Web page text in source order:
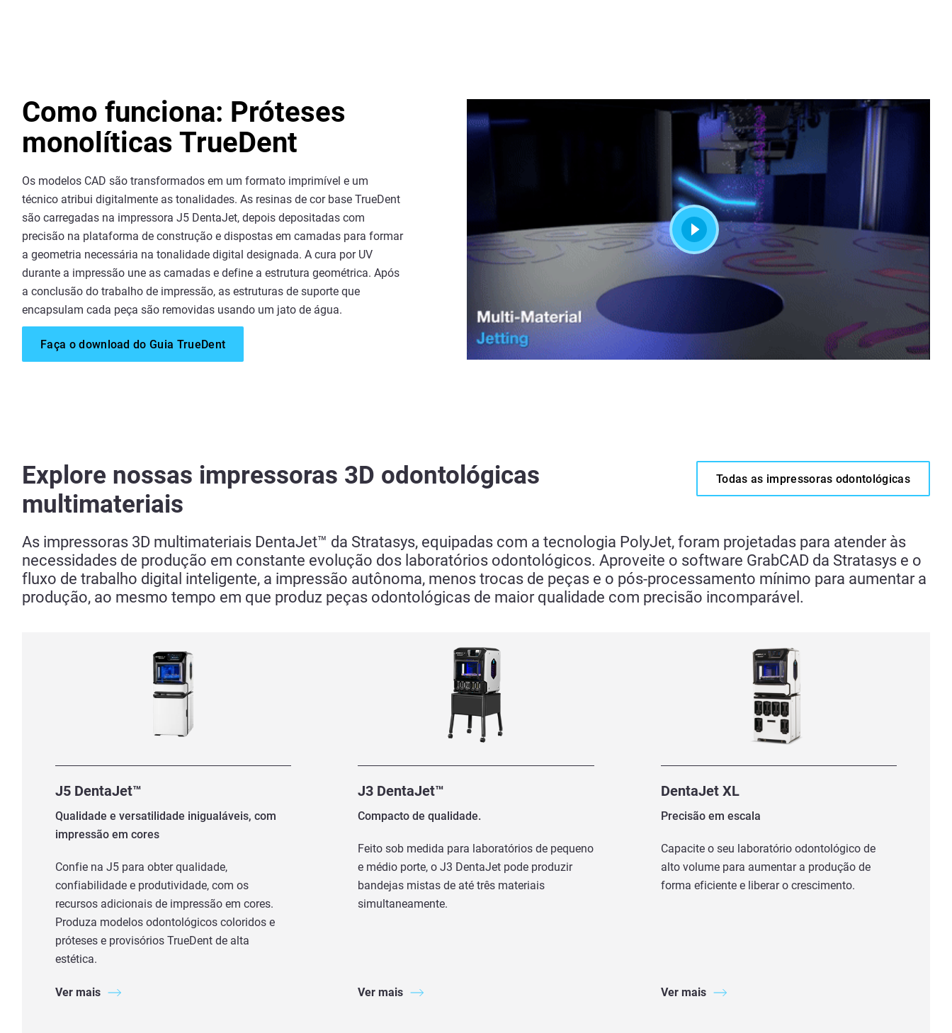
Como funciona: Próteses
monolíticas TrueDent
Os modelos CAD são transformados em um formato imprimível e um
técnico atribui digitalmente as tonalidades. As resinas de cor base TrueDent
são carregadas na impressora J5 DentaJet, depois depositadas com
precisão na plataforma de construção e dispostas em camadas para formar
a geometria necessária na tonalidade digital designada. A cura por UV
durante a impressão une as camadas e define a estrutura geométrica. Após
a conclusão do trabalho de impressão, as estruturas de suporte que
encapsulam cada peça são removidas usando um jato de água.
Faça o download do Guia TrueDent
Explore nossas impressoras 3D odontológicas
multimateriais
Todas as impressoras odontológicas
As impressoras 3D multimateriais DentaJet™ da Stratasys, equipadas com a tecnologia PolyJet, foram projetadas para atender às
necessidades de produção em constante evolução dos laboratórios odontológicos. Aproveite o software GrabCAD da Stratasys e o
fluxo de trabalho digital inteligente, a impressão autônoma, menos trocas de peças e o pós-processamento mínimo para aumentar a
produção, ao mesmo tempo em que produz peças odontológicas de maior qualidade com precisão incomparável.
J5 DentaJet™
Qualidade e versatilidade inigualáveis, com
impressão em cores
Confie na J5 para obter qualidade,
confiabilidade e produtividade, com os
recursos adicionais de impressão em cores.
Produza modelos odontológicos coloridos e
próteses e provisórios TrueDent de alta
estética.
Ver mais
J3 DentaJet™
Compacto de qualidade.
Feito sob medida para laboratórios de pequeno
e médio porte, o J3 DentaJet pode produzir
bandejas mistas de até três materiais
simultaneamente.
Ver mais
DentaJet XL
Precisão em escala
Capacite o seu laboratório odontológico de
alto volume para aumentar a produção de
forma eficiente e liberar o crescimento.
Ver mais